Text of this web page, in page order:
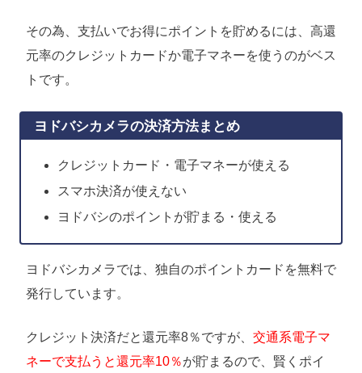
その為、支払いでお得にポイントを貯めるには、高還
元率のクレジットカードか電子マネーを使うのがベス
トです。
ヨドバシカメラの決済方法まとめ
クレジットカード・電子マネーが使える
スマホ決済が使えない
ヨドバシのポイントが貯まる・使える
ヨドバシカメラでは、独自のポイントカードを無料で
発行しています。
クレジット決済だと還元率8％ですが、 交通系電子マ
ネーで支払うと還元率10％が貯まるので、賢くポイ